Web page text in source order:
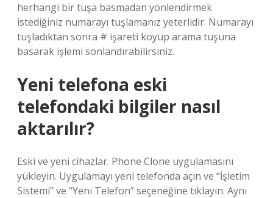
herhangi bir tuşa basmadan yönlendirmek
istediğiniz numarayı tuşlamanız yeterlidir. Numarayı
tuşladıktan sonra # işareti koyup arama tuşuna
basarak işlemi sonlandırabilirsiniz.
Yeni telefona eski
telefondaki bilgiler nasıl
aktarılır?
Eski ve yeni cihazlar. Phone Clone uygulamasını
yükleyin. Uygulamayı yeni telefonda açın ve “İşletim
Sistemi” ve “Yeni Telefon” seçeneğine tıklayın. Aynı